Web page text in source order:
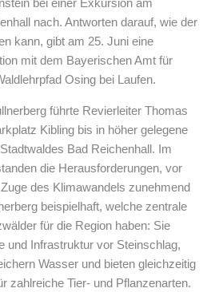
nach. Antworten darauf, wie der
kann, gibt am 25. Juni eine
mit dem Bayerischen Amt für
Osing bei Laufen.
führte Revierleiter Thomas
Kibling bis in höher gelegene
Bad Reichenhall. Im
die Herausforderungen, vor
des Klimawandels zunehmend
beispielhaft, welche zentrale
für die Region haben: Sie
und Infrastruktur vor Steinschlag,
Wasser und bieten gleichzeitig
zahlreiche Tier- und Pflanzenarten.